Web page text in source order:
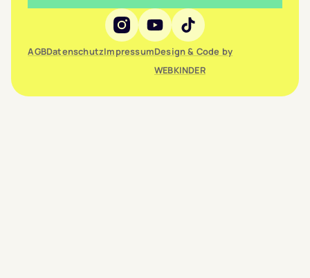
Social Media
AGBDatenschutzImpressumDesign & Code by
WEBKINDER